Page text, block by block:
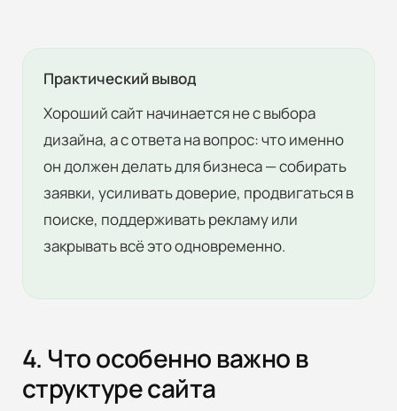
Практический вывод
Хороший сайт начинается не с выбора
дизайна, а с ответа на вопрос: что именно
он должен делать для бизнеса — собирать
заявки, усиливать доверие, продвигаться в
поиске, поддерживать рекламу или
закрывать всё это одновременно.
4. Что особенно важно в
структуре сайта
Отправить
Наш сайт защищен с помощью reCAPTCHA
и соответствуетПолитике
использования Google.